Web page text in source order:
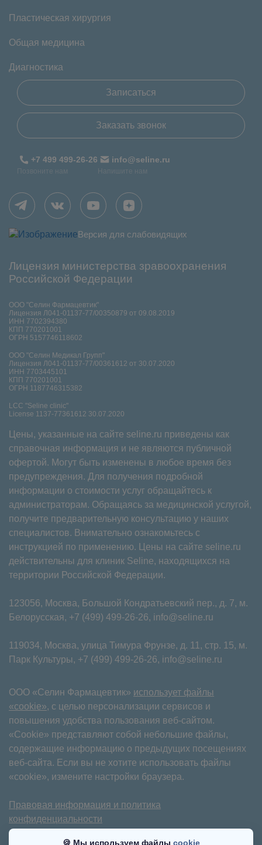
Пластическая хирургия
Общая медицина
Диагностика
Записаться
Заказать звонок
+7 499 499-26-26
Позвоните нам
info@seline.ru
Напишите нам
Версия для слабовидящих
Лицензия министерства зравоохранения
Российской Федерации
ООО "Селин Фармацевтик"
Лицензия Л041-01137-77/00350879 от 09.08.2019
ИНН 7702394380
КПП 770201001
ОГРН 5157746118602
ООО "Селин Медикал Групп"
Лицензия Л041-01137-77/00361612 от 30.07.2020
ИНН 7703445101
КПП 770201001
ОГРН 1187746315382
LCC "Seline clinic"
License 1137-77361612 30.07.2020
Цены, указанные на сайте seline.ru приведены как
справочная информация и не являются публичной
офертой. Могут быть изменены в любое время без
предупреждения. Для получения подробной
информации о стоимости услуг обращайтесь к
администраторам. Обращаясь за медицинской услугой,
получите предварительную консультацию у наших
специалистов. Внимательно ознакомьтесь с
инструкцией по применению. Цены на сайте seline.ru
действительны для клиник Seline, находящихся на
территории Российской Федерации.
123056, Москва, Большой Кондратьевский пер., д. 7, м.
Белорусская, +7 (499) 499-26-26, info@seline.ru
119034, Москва, улица Тимура Фрунзе, д. 11⁠, стр. 15, м.
Парк Культуры, +7 (499) 499-26-26, info@seline.ru
ООО «Селин Фармацевтик» использует файлы
«cookie», с целью персонализации сервисов и
повышения удобства пользования веб-сайтом.
«Cookie» представляют собой небольшие файлы,
содержащие информацию о предыдущих посещениях
веб-сайта. Если вы не хотите использовать файлы
«cookie», измените настройки браузера.
Правовая информация и политика
конфиденциальности
Имеются противопоказания. Требуется
🍪 Мы используем файлы cookie